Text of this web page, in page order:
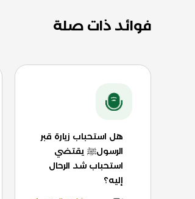
فوائد ذات صلة
هل استحباب زيارة قبر
الرسولﷺ يقتضي
استحباب شد الرحال
إليه؟